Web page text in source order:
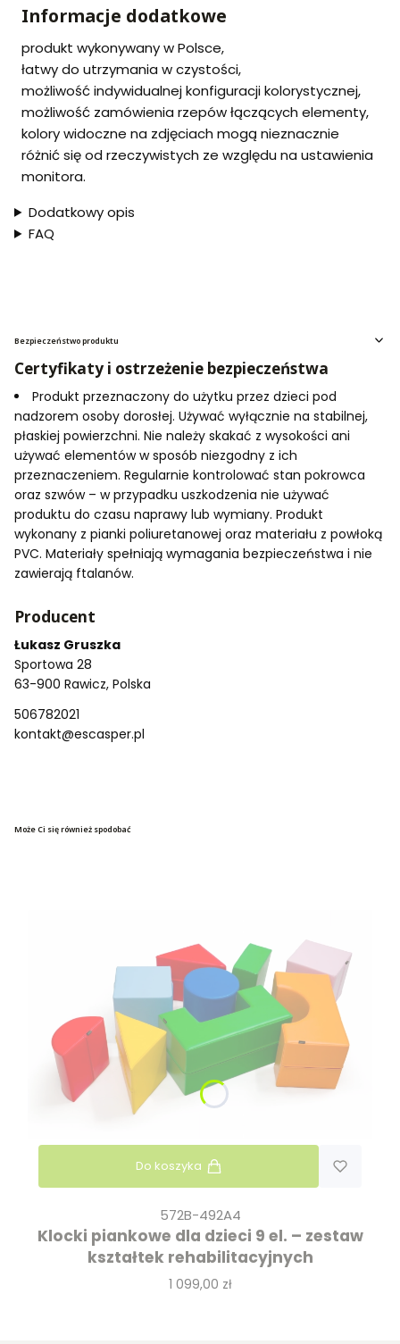
Informacje dodatkowe
produkt wykonywany w Polsce,
łatwy do utrzymania w czystości,
możliwość indywidualnej konfiguracji kolorystycznej,
możliwość zamówienia rzepów łączących elementy,
kolory widoczne na zdjęciach mogą nieznacznie
różnić się od rzeczywistych ze względu na ustawienia
monitora.
Dodatkowy opis
FAQ
Bezpieczeństwo produktu
Certyfikaty i ostrzeżenie bezpieczeństwa
Produkt przeznaczony do użytku przez dzieci pod
nadzorem osoby dorosłej. Używać wyłącznie na stabilnej,
płaskiej powierzchni. Nie należy skakać z wysokości ani
używać elementów w sposób niezgodny z ich
przeznaczeniem. Regularnie kontrolować stan pokrowca
oraz szwów – w przypadku uszkodzenia nie używać
produktu do czasu naprawy lub wymiany. Produkt
wykonany z pianki poliuretanowej oraz materiału z powłoką
PVC. Materiały spełniają wymagania bezpieczeństwa i nie
zawierają ftalanów.
Producent
Łukasz Gruszka
Sportowa 28
63-900 Rawicz, Polska
506782021
kontakt@escasper.pl
Może Ci się również spodobać
Do koszyka
572B-492A4
Klocki piankowe dla dzieci 9 el. – zestaw
kształtek rehabilitacyjnych
Cena
1 099,00 zł